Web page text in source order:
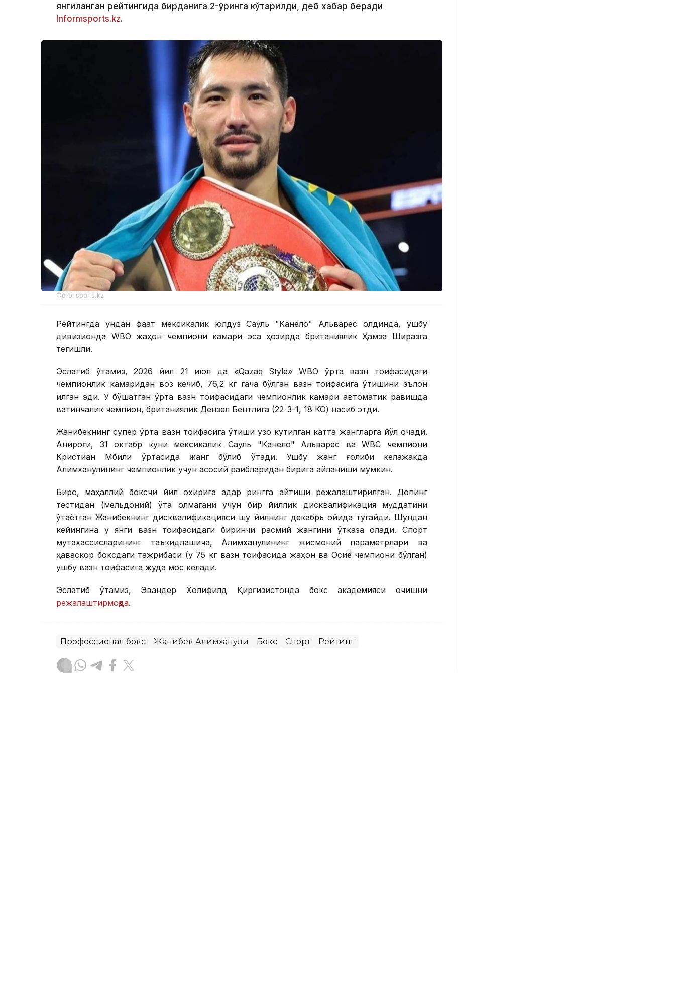
янгиланган рейтингида бирданига 2-ўринга кўтарилди, деб хабар беради
Informsports.kz.
Фото: sports.kz
Рейтингда ундан фақат мексикалик юлдуз Сауль "Канело" Альварес олдинда, ушбу
дивизионда WBО жаҳон чемпиони камари эса ҳозирда британиялик Ҳамза Ширазга
тегишли.
Эслатиб ўтамиз, 2026 йил 21 июл да «Qazaq Style» WВО ўрта вазн тоифасидаги
чемпионлик камаридан воз кечиб, 76,2 кг гача бўлган вазн тоифасига ўтишини эълон
қилган эди. У бўшатган ўрта вазн тоифасидаги чемпионлик камари автоматик равишда
вақтинчалик чемпион, британиялик Дензел Бентлига (22-3-1, 18 КО) насиб этди.
Жанибекнинг супер ўрта вазн тоифасига ўтиши узоқ кутилган катта жангларга йўл очади.
Аниқроғи, 31 октабр куни мексикалик Сауль "Канело" Альварес ва WВC чемпиони
Кристиан Мбили ўртасида жанг бўлиб ўтади. Ушбу жанг ғолиби келажакда
Алимханулининг чемпионлик учун асосий рақибларидан бирига айланиши мумкин.
Бироқ, маҳаллий боксчи йил охирига қадар рингга қайтиши режалаштирилган. Допинг
тестидан (мельдоний) ўта олмагани учун бир йиллик дисквалификация муддатини
ўтаётган Жанибекнинг дисквалификацияси шу йилнинг декабрь ойида тугайди. Шундан
кейингина у янги вазн тоифасидаги биринчи расмий жангини ўтказа олади. Спорт
мутахассисларининг таъкидлашича, Алимханулининг жисмоний параметрлари ва
ҳаваскор боксдаги тажрибаси (у 75 кг вазн тоифасида жаҳон ва Осиё чемпиони бўлган)
ушбу вазн тоифасига жуда мос келади.
Эслатиб ўтамиз, Эвандер Холифилд Қирғизистонда бокс академияси очишни
режалаштирмоқда.
Профессионал бокс Жанибек Алимханули Бокс Спорт Рейтинг